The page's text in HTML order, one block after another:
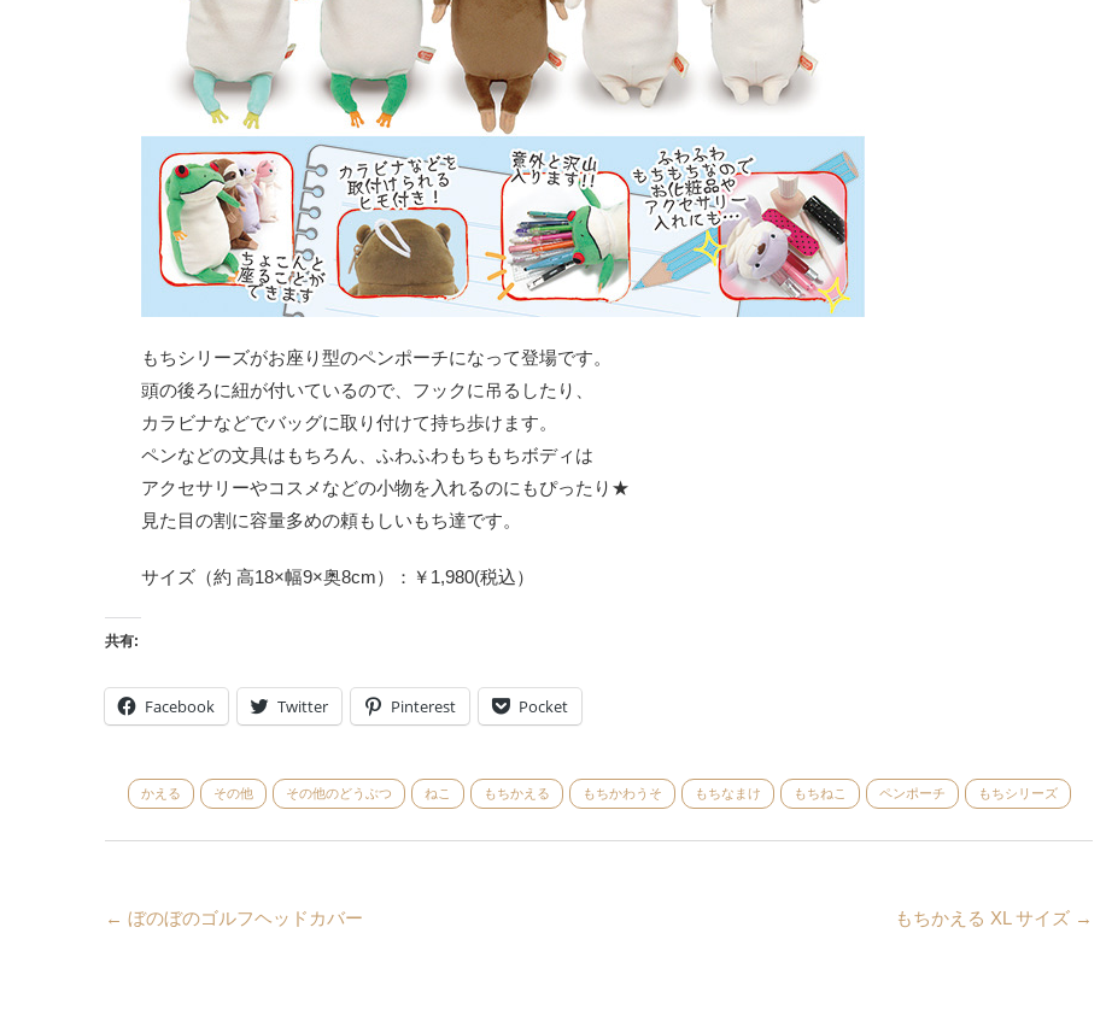
もちシリーズがお座り型のペンポーチになって登場です。
頭の後ろに紐が付いているので、フックに吊るしたり、
カラビナなどでバッグに取り付けて持ち歩けます。
ペンなどの文具はもちろん、ふわふわもちもちボディは
アクセサリーやコスメなどの小物を入れるのにもぴったり★
見た目の割に容量多めの頼もしいもち達です。
サイズ（約 高18×幅9×奥8cm）：￥1,980(税込）
共有:
Facebook Twitter Pinterest Pocket
かえる その他 その他のどうぶつ ねこ もちかえる もちかわうそ もちなまけ もちねこ ペンポーチ もちシリーズ
← ぼのぼのゴルフヘッドカバー もちかえる XL サイズ →